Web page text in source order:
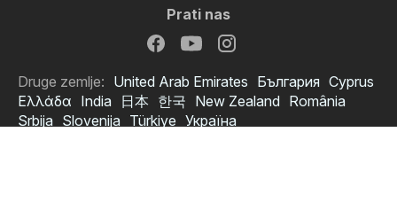
Prati nas
Druge zemlje: United Arab Emirates България Cyprus
Ελλάδα India 日本 한국 New Zealand România
Srbija Slovenija Türkiye Україна